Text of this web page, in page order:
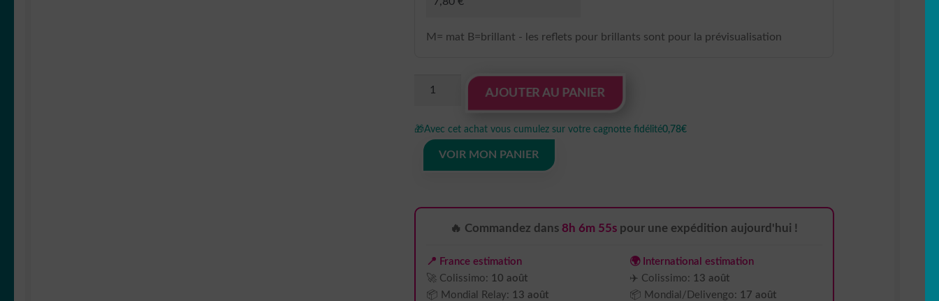
M= mat B=brillant - les reflets pour brillants sont pour la prévisualisation
autocollant
Jeep
4x4
AJOUTER AU PANIER
🎁Avec cet achat vous cumulez sur votre cagnotte fidélité0,78€
VOIR MON PANIER
🔥 Commandez dans8h 6m 54s pour une expédition aujourd'hui !
📍 France estimation
🚀 Colissimo: 10 août
📦 Mondial Relay: 13 août
🌍 International estimation
✈️ Colissimo: 13 août
📦 Mondial/Delivengo: 17 août